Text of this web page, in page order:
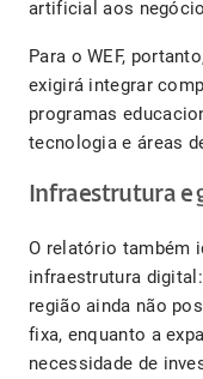
artificial aos
Para o WEF,
exigirá integrar
programas
tecnologia e áreas
Infraestrutura e
O relatório também
infraestrutura
região ainda não
fixa, enquanto a
necessidade de